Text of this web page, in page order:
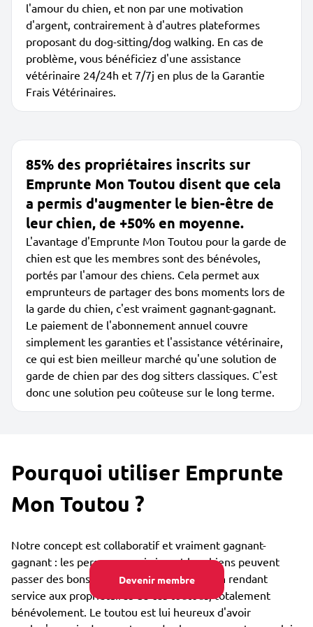
Devenir membre
l'amour du chien, et non par une motivation
d'argent, contrairement à d'autres plateformes
proposant du dog-sitting/dog walking. En cas de
problème, vous bénéficiez d'une assistance
vétérinaire 24/24h et 7/7j en plus de la Garantie
Frais Vétérinaires.
85% des propriétaires inscrits sur
Emprunte Mon Toutou disent que cela
a permis d'augmenter le bien-être de
leur chien, de +50% en moyenne.
L'avantage d'Emprunte Mon Toutou pour la garde de
chien est que les membres sont des bénévoles,
portés par l'amour des chiens. Cela permet aux
emprunteurs de partager des bons moments lors de
la garde du chien, c'est vraiment gagnant-gagnant.
Le paiement de l'abonnement annuel couvre
simplement les garanties et l'assistance vétérinaire,
ce qui est bien meilleur marché qu'une solution de
garde de chien par des dog sitters classiques. C'est
donc une solution peu coûteuse sur le long terme.
Pourquoi utiliser Emprunte
Mon Toutou ?
Notre concept est collaboratif et vraiment gagnant-
gagnant : les personnes qui aiment les chiens peuvent
passer des bons moments avec eux tout en rendant
service aux propriétaires de ces toutous, totalement
bénévolement. Le toutou est lui heureux d'avoir